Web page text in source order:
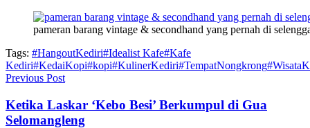
pameran barang vintage & secondhand yang pernah di
Tags: #HangoutKediri#Idealist Kafe#Kafe
Kediri#KedaiKopi#kopi#KulinerKediri#TempatNongkrong
Previous Post
Ketika Laskar ‘Kebo Besi’ Berkumpul di Gua
Selomangleng